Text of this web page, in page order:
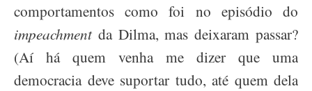
comportamentos como foi no episódio do
impeachment da Dilma, mas deixaram passar?
(Aí há quem venha me dizer que uma
democracia deve suportar tudo, até quem dela